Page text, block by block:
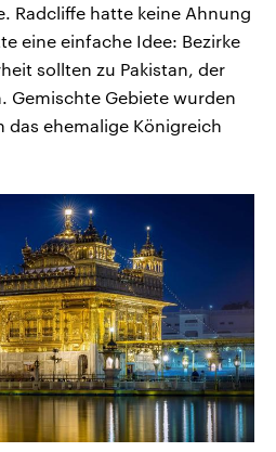
Radcliffe hatte keine Ahnung
eine einfache Idee: Bezirke
sollten zu Pakistan, der
Gemischte Gebiete wurden
ehemalige Königreich